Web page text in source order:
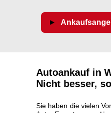
Autoankauf in
Nicht besser,
Sie haben die vielen